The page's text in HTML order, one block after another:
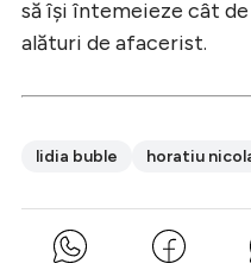
să își întemeieze cât
alături de afacerist.
lidia buble horatiu